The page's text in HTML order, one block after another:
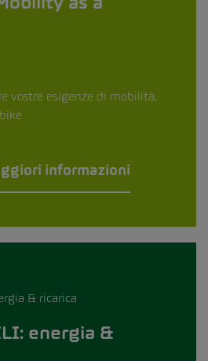
vostre esigenze di mobilità,
informazioni
energia &